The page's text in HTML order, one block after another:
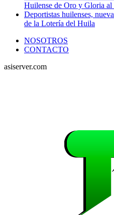
Huilense de Oro y Gloria al
Deportistas huilenses,
de la Lotería del Huila
NOSOTROS
CONTACTO
asiserver.com